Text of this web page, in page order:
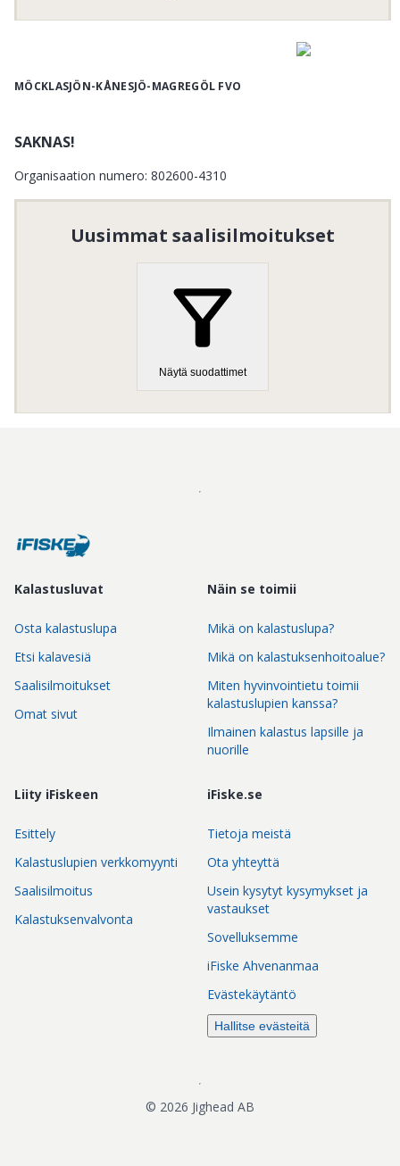
MÖCKLASJÖN-KÅNESJÖ-MAGREGÖL FVO
SAKNAS!
Organisaation numero: 802600-4310
Uusimmat saalisilmoitukset
Näytä suodattimet
Kalastusluvat
Osta kalastuslupa
Etsi kalavesiä
Saalisilmoitukset
Omat sivut
Näin se toimii
Mikä on kalastuslupa?
Mikä on kalastuksenhoitoalue?
Miten hyvinvointietu toimii
kalastuslupien kanssa?
Ilmainen kalastus lapsille ja
nuorille
Liity iFiskeen
Esittely
Kalastuslupien verkkomyynti
Saalisilmoitus
Kalastuksenvalvonta
iFiske.se
Tietoja meistä
Ota yhteyttä
Usein kysytyt kysymykset ja
vastaukset
Sovelluksemme
iFiske Ahvenanmaa
Evästekäytäntö
Hallitse evästeitä
© 2026 Jighead AB